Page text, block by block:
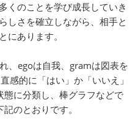
くのことを学び成長していき
しさを確立しながら、相手と
にあります。
、egoは自我、gramは図表を
感的に「はい」か「いいえ」
に分類し、棒グラフなどで
のとおりです。